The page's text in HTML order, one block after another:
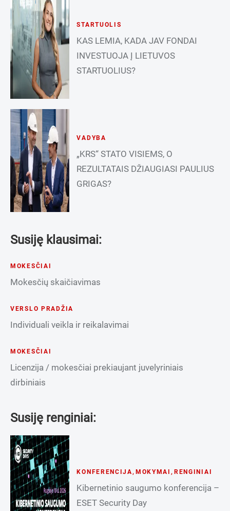
STARTUOLIS
KAS LEMIA, KADA JAV FONDAI
INVESTUOJA Į LIETUVOS
STARTUOLIUS?
VADYBA
„KRS“ STATO VISIEMS, O
REZULTATAIS DŽIAUGIASI PAULIUS
GRIGAS?
Susiję klausimai:
MOKESČIAI
Mokesčių skaičiavimas
VERSLO PRADŽIA
Individuali veikla ir reikalavimai
MOKESČIAI
Licenzija / mokesčiai prekiaujant juvelyriniais
dirbiniais
Susiję renginiai:
KONFERENCIJA , MOKYMAI , RENGINIAI
Kibernetinio saugumo konferencija –
ESET Security Day